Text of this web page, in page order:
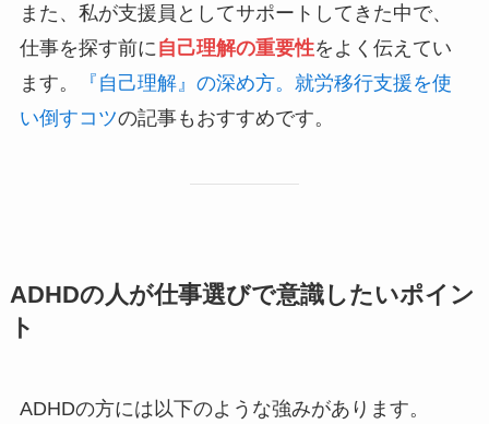
また、私が支援員としてサポートしてきた中で、
仕事を探す前に 自己理解の重要性をよく伝えてい
ます。
『自己理解』の深め方。就労移行支援を使
い倒すコツの記事もおすすめです。
ADHDの人が仕事選びで意識したいポイン
ト
ADHDの方には以下のような強みがあります。